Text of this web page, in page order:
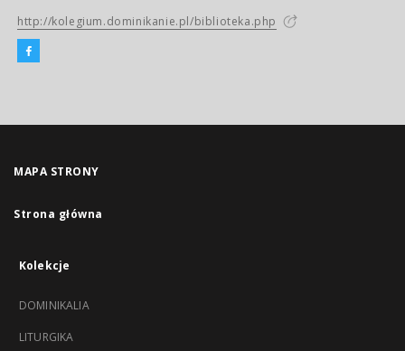
http://kolegium.dominikanie.pl/biblioteka.php
MAPA STRONY
Strona główna
Kolekcje
DOMINIKALIA
LITURGIKA